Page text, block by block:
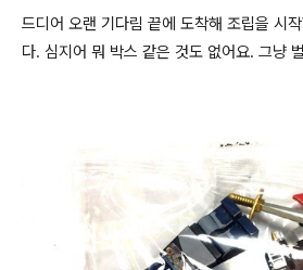
드디어 오랜 기다림 끝에 도착해 조립을 시
다. 심지어 뭐 박스 같은 것도 없어요. 그냥